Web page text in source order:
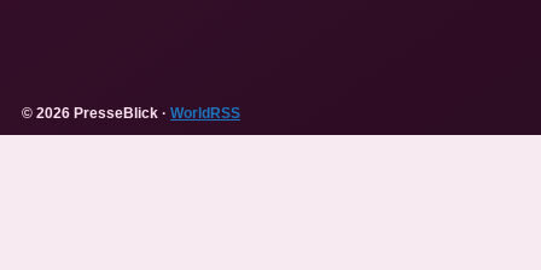
© 2026 PresseBlick · WorldRSS